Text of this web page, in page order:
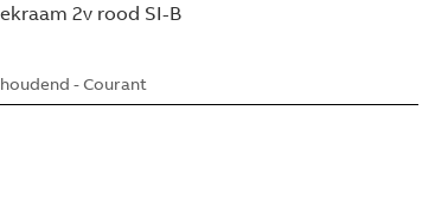
2v rood SI-B
- Courant